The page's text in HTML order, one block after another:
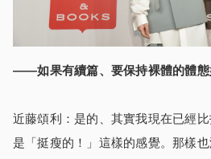
――如果有續篇、要保持裸體的體態
近藤頌利：是的、其實我現在已經
是「挺瘦的！」這樣的感覺。那樣